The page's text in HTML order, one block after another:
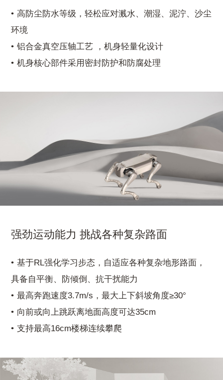
高防尘防水等级，轻松应对溅水、潮湿、泥泞、沙尘
环境
铝合金真空压轴工艺 ，机身轻量化设计
机身核心部件采用密封防护和防腐处理
强劲运动能力 挑战各种复杂路面
基于RL强化学习步态，自适应各种复杂地形路面，
具备自平衡、防倾倒、抗干扰能力
最高奔跑速度3.7m/s，最大上下斜坡角度≥30°
向前或向上跳跃离地面高度可达35cm
支持最高16cm楼梯连续攀爬